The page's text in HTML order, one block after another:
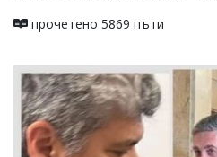
прочетено 5869 пъти